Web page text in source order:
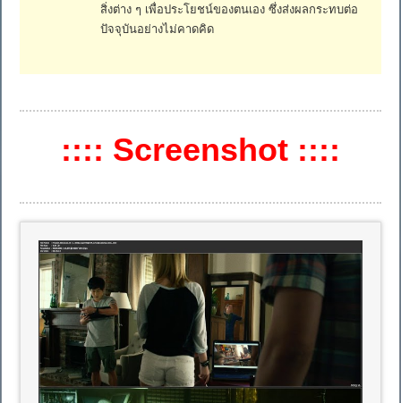
สิ่งต่าง ๆ เพื่อประโยชน์ของตนเอง ซึ่งส่งผลกระทบต่อ
ปัจจุบันอย่างไม่คาดคิด
:::: Screenshot ::::